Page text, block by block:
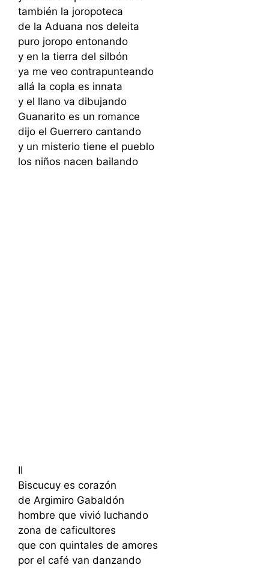
también la joropoteca
de la Aduana nos deleita
puro joropo entonando
y en la tierra del silbón
ya me veo contrapunteando
allá la copla es innata
y el llano va dibujando
Guanarito es un romance
dijo el Guerrero cantando
y un misterio tiene el pueblo
los niños nacen bailando
II
Biscucuy es corazón
de Argimiro Gabaldón
hombre que vivió luchando
zona de caficultores
que con quintales de amores
por el café van danzando